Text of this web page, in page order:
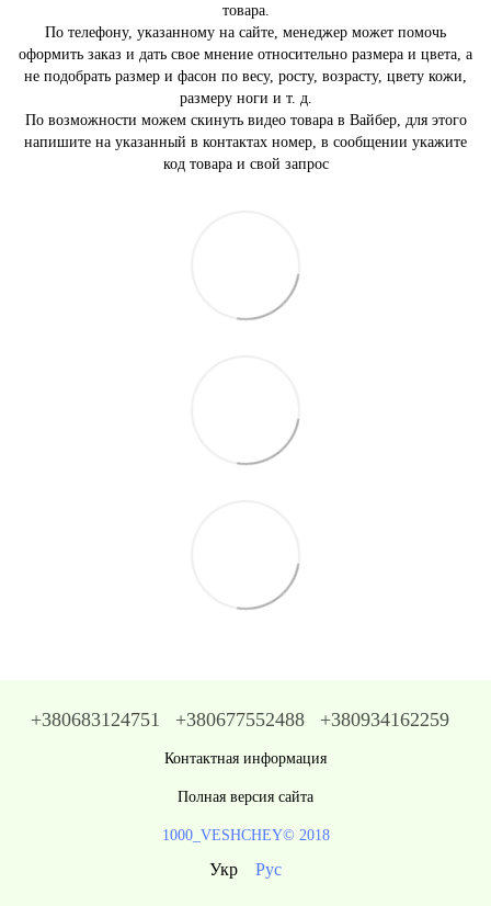
товара.
По телефону, указанному на сайте, менеджер может помочь
оформить заказ и дать свое мнение относительно размера и цвета, а
не подобрать размер и фасон по весу, росту, возрасту, цвету кожи,
размеру ноги и т. д.
По возможности можем скинуть видео товара в Вайбер, для этого
напишите на указанный в контактах номер, в сообщении укажите
код товара и свой запрос
+380683124751 +380677552488 +380934162259
Контактная информация
Полная версия сайта
1000_VESHCHEY© 2018
Укр Рус